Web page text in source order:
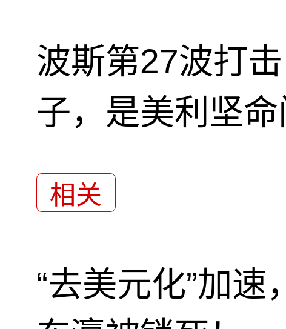
波斯第27波打
子，是美利坚
相关
“去美元化”加